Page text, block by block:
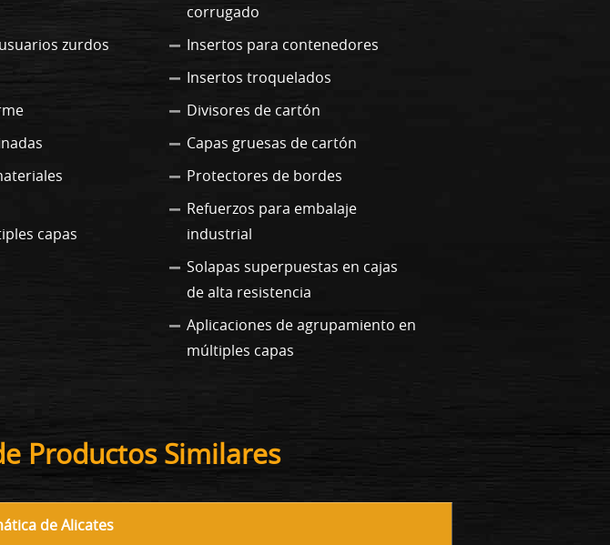
corrugado
Insertos para contenedores
Insertos troquelados
Divisores de cartón
Capas gruesas de cartón
Protectores de bordes
Refuerzos para embalaje
industrial
Solapas superpuestas en cajas
de alta resistencia
Aplicaciones de agrupamiento en
múltiples capas
zurdos
capas
Productos Similares
de Alicates